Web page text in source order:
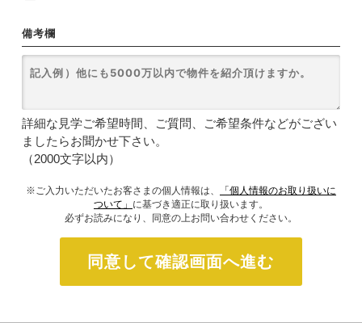
備考欄
詳細な見学ご希望時間、ご質問、ご希望条件などがござい
ましたらお聞かせ下さい。
（2000文字以内）
※ご入力いただいたお客さまの個人情報は、
「個人情報のお取り扱いに
ついて」 に基づき適正に取り扱います。
必ずお読みになり、同意の上お問い合わせください。
同意して確認画面へ進む